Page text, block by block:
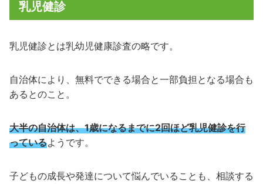
乳児健診
乳児健診とは乳幼児健康診査の略です。
自治体により、無料でできる場合と一部負担となる場合も
あるとのこと。
大半の自治体は、1歳になるまでに2回ほど乳児健診を行
っているようです。
子どもの成長や発達について悩んでいることも、相談する